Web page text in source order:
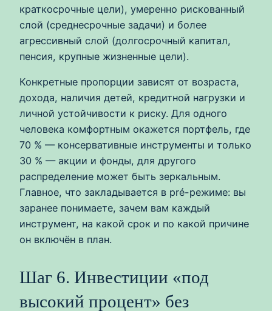
краткосрочные цели), умеренно рискованный
слой (среднесрочные задачи) и более
агрессивный слой (долгосрочный капитал,
пенсия, крупные жизненные цели).
Конкретные пропорции зависят от возраста,
дохода, наличия детей, кредитной нагрузки и
личной устойчивости к риску. Для одного
человека комфортным окажется портфель, где
70 % — консервативные инструменты и только
30 % — акции и фонды, для другого
распределение может быть зеркальным.
Главное, что закладывается в pré-режиме: вы
заранее понимаете, зачем вам каждый
инструмент, на какой срок и по какой причине
он включён в план.
Шаг 6. Инвестиции «под
высокий процент» без